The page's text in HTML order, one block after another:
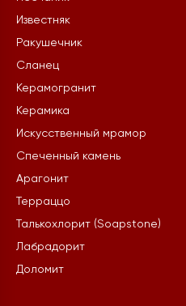
Известняк
Ракушечник
Сланец
Керамогранит
Керамика
Искусственный мрамор
Спеченный камень
Арагонит
Терраццо
Талькохлорит (Soapstone)
Лабрадорит
Доломит